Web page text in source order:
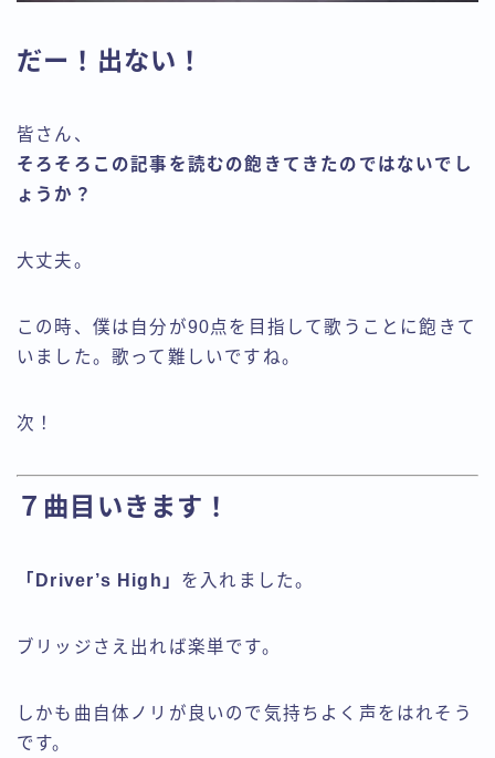
だー！出ない！
皆さん、
そろそろこの記事を読むの飽きてきたのではないでし
ょうか？
大丈夫。
この時、僕は自分が90点を目指して歌うことに飽きて
いました。歌って難しいですね。
次！
７曲目いきます！
「Driver’s High」 を入れました。
ブリッジさえ出れば楽単です。
しかも曲自体ノリが良いので気持ちよく声をはれそう
です。